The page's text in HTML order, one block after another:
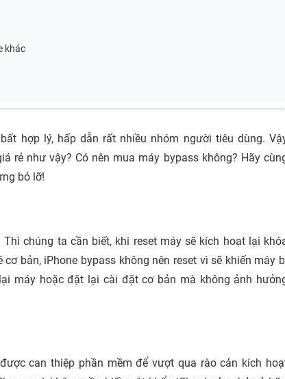
khác
hợp lý, hấp dẫn rất nhiều nhóm người tiêu dùng.
rẻ như vậy? Có nên mua máy bypass không? Hãy
bỏ lỡ!
chúng ta cần biết, khi reset máy sẽ kích hoạt lại
bản, iPhone bypass không nên reset vì sẽ khiến máy
máy hoặc đặt lại cài đặt cơ bản mà không ảnh
can thiệp phần mềm để vượt qua rào cản kích